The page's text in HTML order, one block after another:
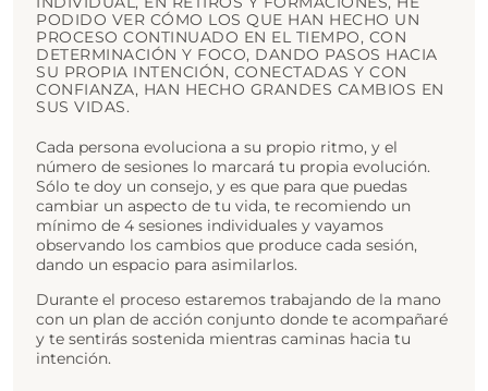
PODIDO VER CÓMO LOS QUE HAN HECHO UN
PROCESO CONTINUADO EN EL TIEMPO, CON
DETERMINACIÓN Y FOCO, DANDO PASOS HACIA
SU PROPIA INTENCIÓN, CONECTADAS Y CON
CONFIANZA, HAN HECHO GRANDES CAMBIOS EN
SUS VIDAS.
Cada persona evoluciona a su propio ritmo, y el
número de sesiones lo marcará tu propia evolución.
Sólo te doy un consejo, y es que para que puedas
cambiar un aspecto de tu vida, te recomiendo un
mínimo de 4 sesiones individuales y vayamos
observando los cambios que produce cada sesión,
dando un espacio para asimilarlos.
Durante el proceso estaremos trabajando de la mano
con un plan de acción conjunto donde te acompañaré
y te sentirás sostenida mientras caminas hacia tu
intención.